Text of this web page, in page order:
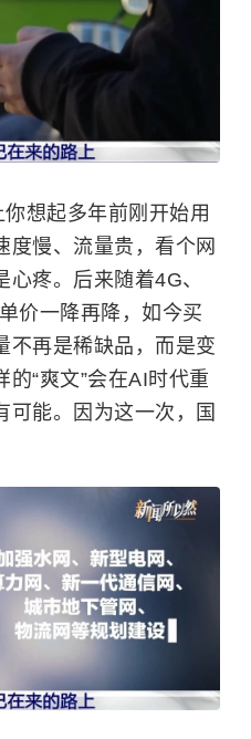
想起多年前刚开始用
度慢、流量贵，看个网
疼。后来随着4G、
价一降再降，如今买
不再是稀缺品，而是变
“爽文”会在AI时代重
可能。因为这一次，国